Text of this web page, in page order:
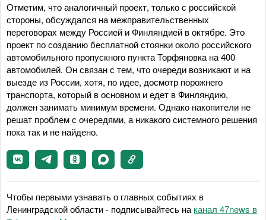
Отметим, что аналогичный проект, только с российской
стороны, обсуждался на межправительственных
переговорах между Россией и Финляндией в октябре. Это
проект по созданию бесплатной стоянки около российского
автомобильного пропускного пункта Торфяновка на 400
автомобилей. Он связан с тем, что очереди возникают и на
выезде из России, хотя, по идее, досмотр порожнего
транспорта, который в основном и едет в Финляндию,
должен занимать минимум времени. Однако накопители не
решат проблем с очередями, а никакого системного решения
пока так и не найдено.
Чтобы первыми узнавать о главных событиях в
Ленинградской области - подписывайтесь на канал 47news в